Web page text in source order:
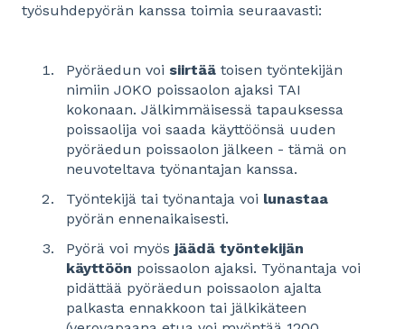
työsuhdepyörän kanssa toimia seuraavasti:
Pyöräedun voi siirtää toisen työntekijän
nimiin JOKO poissaolon ajaksi TAI
kokonaan. Jälkimmäisessä tapauksessa
poissaolija voi saada käyttöönsä uuden
pyöräedun poissaolon jälkeen - tämä on
neuvoteltava työnantajan kanssa.
Työntekijä tai työnantaja voi lunastaa
pyörän ennenaikaisesti.
Pyörä voi myös jäädä työntekijän
käyttöön poissaolon ajaksi. Työnantaja voi
pidättää pyöräedun poissaolon ajalta
palkasta ennakkoon tai jälkikäteen